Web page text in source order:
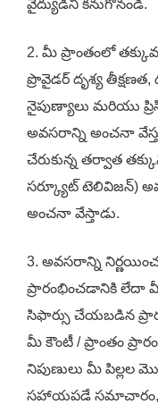
వైద్యుడిని కనుగొనండి.
2. మీ ప్రాంతంలో
ప్రొవైడర్ దృశ్య తీక్షణత,
నైపుణ్యాలు మరియు
అవసరాన్ని అంచనా
చేరుకున్న తర్వాత
సర్క్యూట్ టెలివిజన్)
అంచనా వేస్తాడు.
3. అవసరాన్ని
ప్రారంభించడానికి లేదా
సిఫార్సు చేయబడిన
మీ కౌంటీ / ప్రాంతం
నిపుణులు మీ పిల్లల
సహాయపడే సమాచారం,